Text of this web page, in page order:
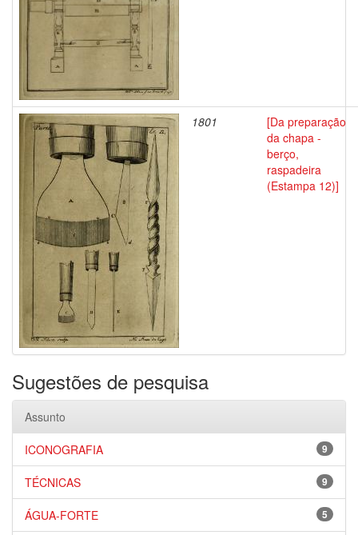
1801
[Da preparação
da chapa -
berço,
raspadeira
(Estampa 12)]
Sugestões de pesquisa
Assunto
9
ICONOGRAFIA
9
TÉCNICAS
5
ÁGUA-FORTE